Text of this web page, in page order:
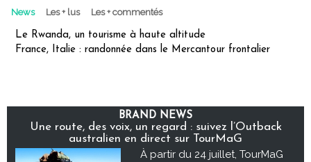
News Les + lus Les + commentés
Le Rwanda, un tourisme à haute altitude
France, Italie : randonnée dans le Mercantour frontalier
BRAND NEWS
Une route, des voix, un regard : suivez l’Outback
australien en direct sur TourMaG
À partir du 24 juillet, TourMaG